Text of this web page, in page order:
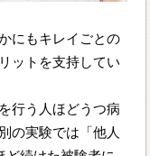
にもキレイごとの
ットを支持してい
行う人ほどうつ病
の実験では「他人